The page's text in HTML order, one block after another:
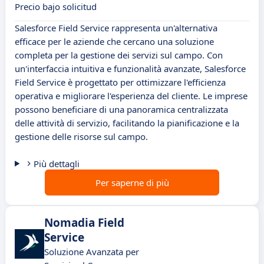
Precio bajo solicitud
Salesforce Field Service rappresenta un'alternativa
efficace per le aziende che cercano una soluzione
completa per la gestione dei servizi sul campo. Con
un'interfaccia intuitiva e funzionalità avanzate, Salesforce
Field Service è progettato per ottimizzare l'efficienza
operativa e migliorare l'esperienza del cliente. Le imprese
possono beneficiare di una panoramica centralizzata
delle attività di servizio, facilitando la pianificazione e la
gestione delle risorse sul campo.
Più dettagli
Per saperne di più
Nomadia Field
Service
Soluzione Avanzata per